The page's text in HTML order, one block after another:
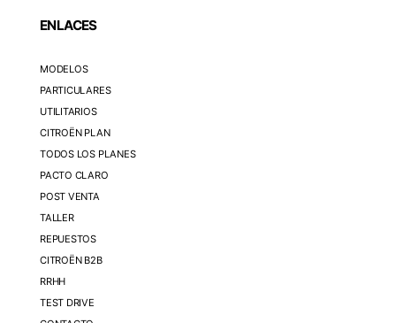
ENLACES
MODELOS
PARTICULARES
UTILITARIOS
CITROËN PLAN
TODOS LOS PLANES
PACTO CLARO
POST VENTA
TALLER
REPUESTOS
CITROËN B2B
RRHH
TEST DRIVE